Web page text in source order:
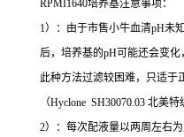
RPMI1640培养基注意事项：
1）：由于市售小牛血清pH未
后，培养基的pH可能还会变
此种方法过滤较困难，只适于
（Hyclone SH30070.03 北美
2）：每次配液量以两周左右